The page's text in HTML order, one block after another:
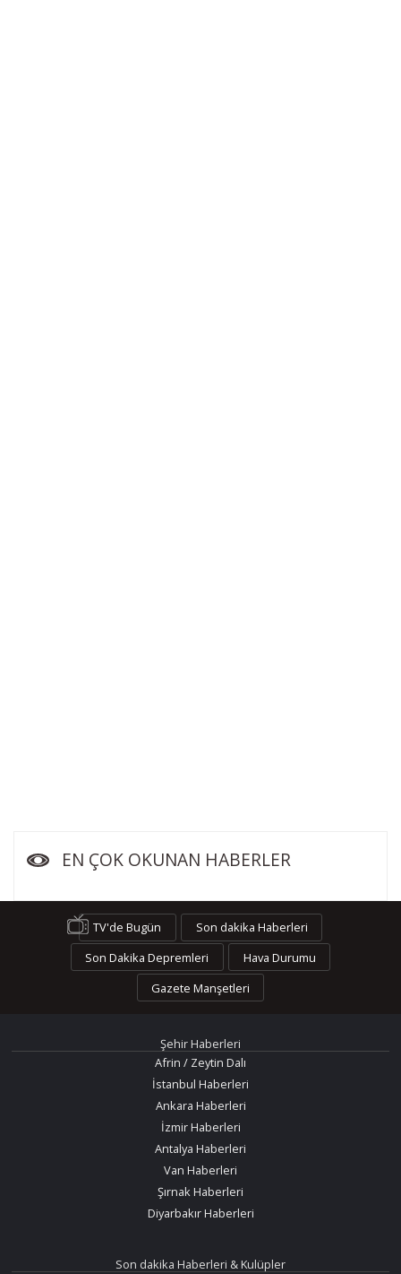
EN ÇOK OKUNAN HABERLER
TV'de Bugün
Son dakika Haberleri
Son Dakika Depremleri
Hava Durumu
Gazete Manşetleri
Şehir Haberleri
Afrin / Zeytin Dalı
İstanbul Haberleri
Ankara Haberleri
İzmir Haberleri
Antalya Haberleri
Van Haberleri
Şırnak Haberleri
Diyarbakır Haberleri
Son dakika Haberleri & Kulüpler